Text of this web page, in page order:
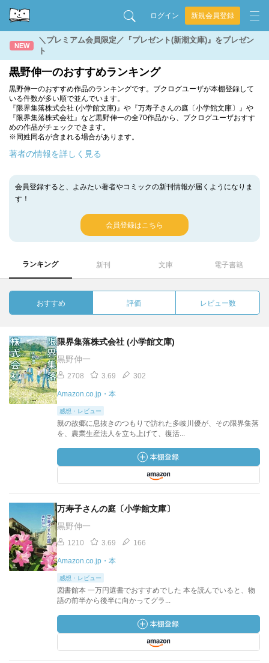
ログイン 新規会員登録
NEW
＼プレミアム会員限定／『プレゼント(新潮文庫)』をプレゼン
ト
黒野伸一のおすすめランキング
黒野伸一のおすすめ作品のランキングです。ブクログユーザが本棚登録して
いる件数が多い順で並んでいます。
『限界集落株式会社 (小学館文庫)』や『万寿子さんの庭〔小学館文庫〕』や
『限界集落株式会社』など黒野伸一の全70作品から、ブクログユーザおすす
めの作品がチェックできます。
※同姓同名が含まれる場合があります。
著者の情報を詳しく見る
会員登録すると、よみたい著者やコミックの新刊情報が届くようになりま
す！
会員登録はこちら
ランキング 新刊 文庫 電子書籍
おすすめ 評価 レビュー数
限界集落株式会社 (小学館文庫)
黒野伸一
2708 3.69 302
Amazon.co.jp・本
感想・レビュー
親の故郷に息抜きのつもりで訪れた多岐川優が、その限界集落
を、農業生産法人を立ち上げて、復活...
万寿子さんの庭〔小学館文庫〕
黒野伸一
1210 3.69 166
Amazon.co.jp・本
感想・レビュー
図書館本 一万円選書でおすすめでした 本を読んでいると、物
語の前半から後半に向かってグラ...